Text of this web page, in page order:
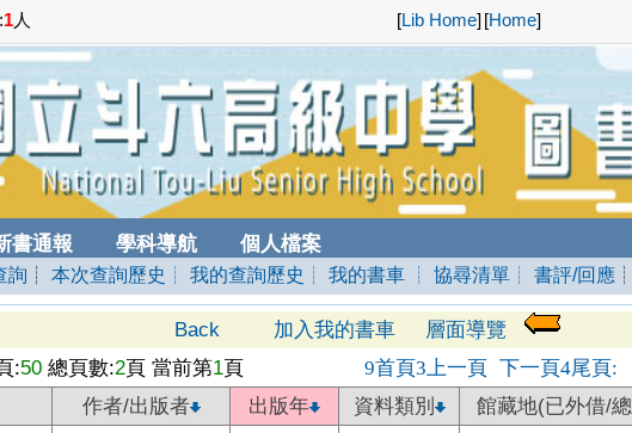
1人 [Lib Home] [Home]
書通報 學科導航 個人檔案
詢 ┊本次查詢歷史 ┊ 我的查詢歷史 ┊ 我的書車 ┊ 協尋清單 ┊ 書評/回應
Back 加入我的書車
層面導覽
:50總頁數:2頁 當前第1頁 9首頁3上一頁 下一頁4尾頁:
作者/出版者 出版年 資料類別 館藏地(已外借/